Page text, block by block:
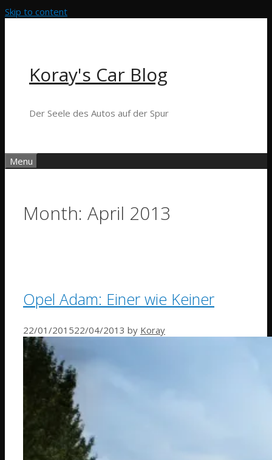
Skip to content
Koray's Car Blog
Der Seele des Autos auf der Spur
Menu
Month: April 2013
Opel Adam: Einer wie Keiner
22/01/201522/04/2013 by Koray